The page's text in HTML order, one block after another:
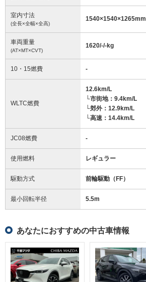
室内寸法
(全長×全幅×全高)
1540×1540×1265mm
車両重量
(AT×MT×CVT)
1620/-/-kg
10・15燃費 -
WLTC燃費
12.6km/L
└市街地：9.4km/L
└郊外：12.9km/L
└高速：14.4km/L
JC08燃費 -
使用燃料 レギュラー
駆動方式 前輪駆動（FF）
最小回転半径 5.5m
あなたにおすすめの中古車情報